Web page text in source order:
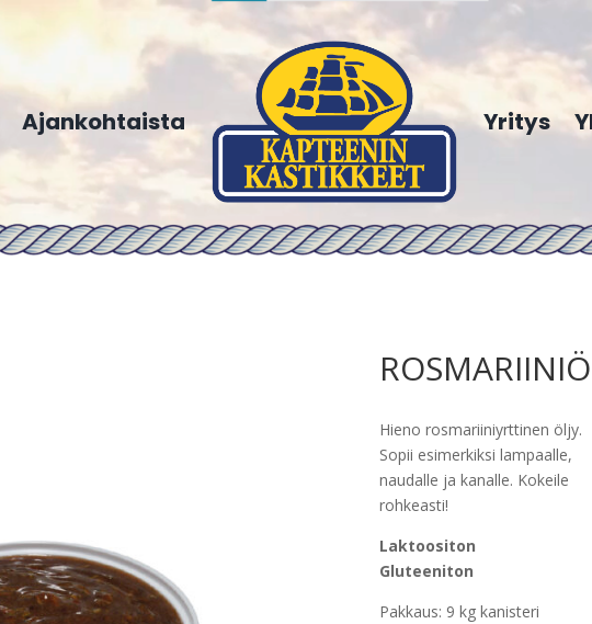
Ajankohtaista Yritys
Hieno rosmariiniyrttinen öljy.
Sopii esimerkiksi lampaalle,
naudalle ja kanalle. Kokeile
rohkeasti!
Laktoositon
Gluteeniton
Pakkaus: 9 kg kanisteri